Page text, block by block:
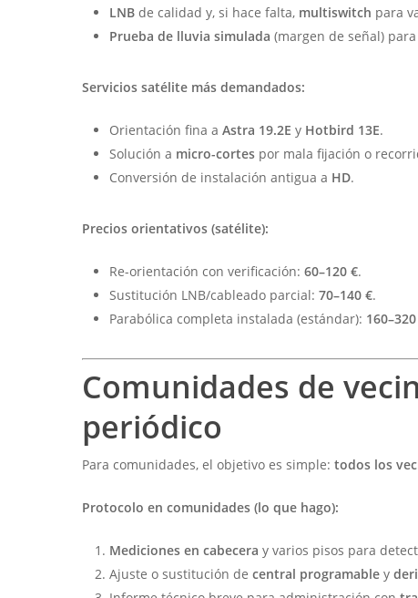
LNB de calidad y, si hace falta, multiswitch para
Prueba de lluvia simulada (margen de señal)
Servicios satélite más demandados:
Orientación fina aAstra 19.2E y Hotbird 13E.
Solución a micro-cortes por mala fijación o
Conversión de instalación antigua a HD.
Precios orientativos (satélite):
Re-orientación con verificación:60–120 €.
Sustitución LNB/cableado parcial:70–140 €.
Parabólica completa instalada (estándar):
Comunidades de
periódico
Para comunidades, el objetivo es simple:todos los
Protocolo en comunidades (lo que hago):
Mediciones en cabecera y varios pisos para
Ajuste o sustitución decentral programable y